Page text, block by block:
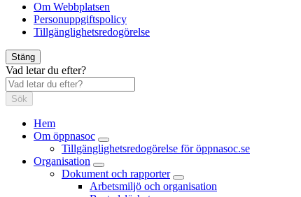
Om Webbplatsen
Personuppgiftspolicy
Tillgänglighetsredogörelse
Stäng
Vad letar du efter?
Sök
Hem
Om öppnasoc
Tillgänglighetsredogörelse för öppnasoc.se
Organisation
Dokument och rapporter
Arbetsmiljö och organisation